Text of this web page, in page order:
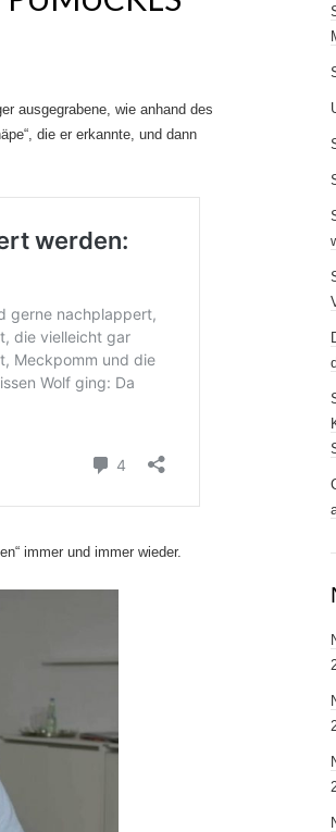
ausgegrabene, wie anhand des
die er erkannte, und dann
immer und immer wieder.